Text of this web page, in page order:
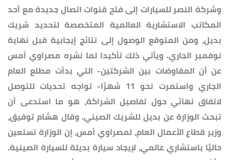
وشركة النصر للسيارات إلى فتح قنوات اتصال جديدة مع أحد
المكاتب الاستشارية العالمية المتخصصة لتحديد شريك
بديل، ومن المتوقع الوصول إلى نتائج إيجابية قبل نهاية
نوفمبر الجاري. ويأتي ذلك تأكيدا لما نشره مصراوي أمس
عن أن المفاوضات بين الشركتين- التي بدأت مطلع العام
الجاري واستمرت نحو 11 شهرًا- تواجه تحديات للتوصل
لاتفاق نهائي حول تفاصيل الشراكة، هو ما استدعى أن
تبحث الوزارة عن بديل للشريك الصيني. وقال هشام توفيق،
وزير قطاع الأعمال العام، لمصراوي أمس، إن الوزارة تستعين
حاليًا باستشاري عالمي، لإيجاد سيارة بديلة للسيارة الصينية.